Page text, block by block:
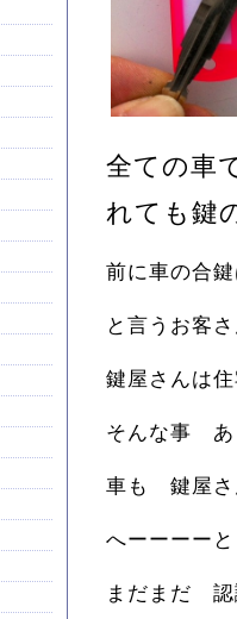
全ての車
れても鍵
前に車の合
と言うお客
鍵屋さんは
そんな事 あ
車も 鍵屋さ
へーーーー
まだまだ 認